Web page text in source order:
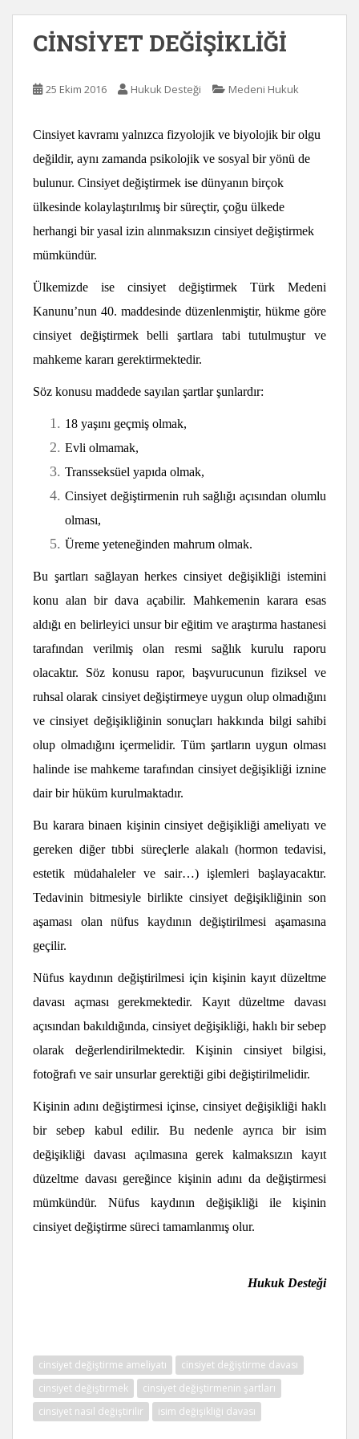
CİNSİYET DEĞİŞİKLİĞİ
25 Ekim 2016 Hukuk Desteği Medeni Hukuk
Cinsiyet kavramı yalnızca fizyolojik ve biyolojik bir olgu
değildir, aynı zamanda psikolojik ve sosyal bir yönü de
bulunur. Cinsiyet değiştirmek ise dünyanın birçok
ülkesinde kolaylaştırılmış bir süreçtir, çoğu ülkede
herhangi bir yasal izin alınmaksızın cinsiyet değiştirmek
mümkündür.
Ülkemizde ise cinsiyet değiştirmek Türk Medeni
Kanunu’nun 40. maddesinde düzenlenmiştir, hükme göre
cinsiyet değiştirmek belli şartlara tabi tutulmuştur ve
mahkeme kararı gerektirmektedir.
Söz konusu maddede sayılan şartlar şunlardır:
18 yaşını geçmiş olmak,
Evli olmamak,
Transseksüel yapıda olmak,
Cinsiyet değiştirmenin ruh sağlığı açısından olumlu
olması,
Üreme yeteneğinden mahrum olmak.
Bu şartları sağlayan herkes cinsiyet değişikliği istemini
konu alan bir dava açabilir. Mahkemenin karara esas
aldığı en belirleyici unsur bir eğitim ve araştırma hastanesi
tarafından verilmiş olan resmi sağlık kurulu raporu
olacaktır. Söz konusu rapor, başvurucunun fiziksel ve
ruhsal olarak cinsiyet değiştirmeye uygun olup olmadığını
ve cinsiyet değişikliğinin sonuçları hakkında bilgi sahibi
olup olmadığını içermelidir. Tüm şartların uygun olması
halinde ise mahkeme tarafından cinsiyet değişikliği iznine
dair bir hüküm kurulmaktadır.
Bu karara binaen kişinin cinsiyet değişikliği ameliyatı ve
gereken diğer tıbbi süreçlerle alakalı (hormon tedavisi,
estetik müdahaleler ve sair…) işlemleri başlayacaktır.
Tedavinin bitmesiyle birlikte cinsiyet değişikliğinin son
aşaması olan nüfus kaydının değiştirilmesi aşamasına
geçilir.
Nüfus kaydının değiştirilmesi için kişinin kayıt düzeltme
davası açması gerekmektedir. Kayıt düzeltme davası
açısından bakıldığında, cinsiyet değişikliği, haklı bir sebep
olarak değerlendirilmektedir. Kişinin cinsiyet bilgisi,
fotoğrafı ve sair unsurlar gerektiği gibi değiştirilmelidir.
Kişinin adını değiştirmesi içinse, cinsiyet değişikliği haklı
bir sebep kabul edilir. Bu nedenle ayrıca bir isim
değişikliği davası açılmasına gerek kalmaksızın kayıt
düzeltme davası gereğince kişinin adını da değiştirmesi
mümkündür. Nüfus kaydının değişikliği ile kişinin
cinsiyet değiştirme süreci tamamlanmış olur.
Hukuk Desteği
cinsiyet değiştirme ameliyatı
cinsiyet değiştirme davası
cinsiyet değiştirmek
cinsiyet değiştirmenin şartları
cinsiyet nasıl değiştirilir
isim değişikliği davası